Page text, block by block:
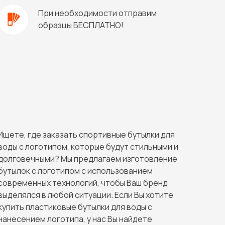
При необходимости отправим
образцы БЕСПЛАТНО!
где заказать спортивные бутылки для
с логотипом, которые будут стильными и
Мы предлагаем изготовление
с логотипом с использованием
технологий, чтобы Ваш бренд
в любой ситуации. Если Вы хотите
пластиковые бутылки для воды с
логотипа, у нас Вы найдете